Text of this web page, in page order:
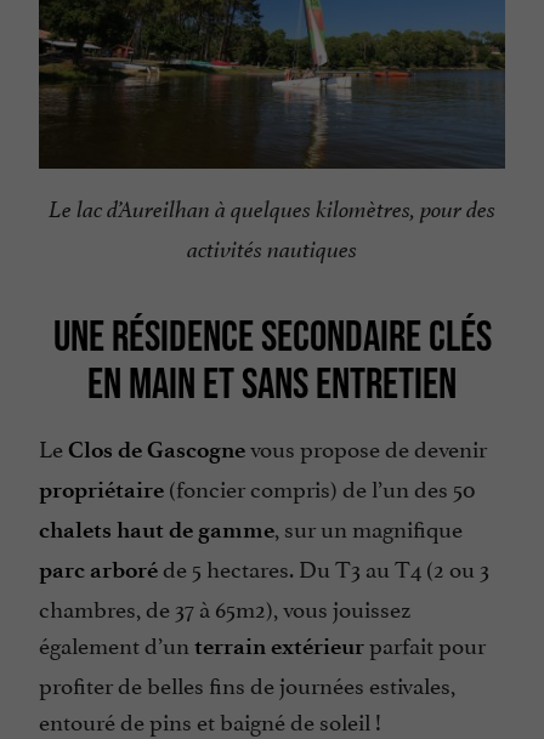
Le lac d’Aureilhan à quelques kilomètres, pour des
activités nautiques
UNE RÉSIDENCE SECONDAIRE CLÉS
EN MAIN ET SANS ENTRETIEN
LeClos de Gascognevous propose de devenir
propriétaire (foncier compris) de l’un des 50
chalets haut de gamme, sur un magnifique
parc arboréde 5 hectares. Du T3 au T4 (2 ou 3
chambres, de 37 à 65m2), vous jouissez
également d’un terrain extérieurparfait pour
profiter de belles fins de journées estivales,
entouré de pins et baigné de soleil !